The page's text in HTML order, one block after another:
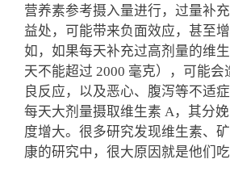
营养素参考摄入量进行，过量补
益处，可能带来负面效应，甚至
如，如果每天补充过高剂量的维
天不能超过 2000 毫克），可能
良反应，以及恶心、腹泻等不适
每天大剂量摄取维生素 A，其分
度增大。很多研究发现维生素、
康的研究中，很大原因就是他们吃